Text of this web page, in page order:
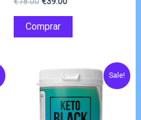
de 5
original
era:
Comprar
Sale!